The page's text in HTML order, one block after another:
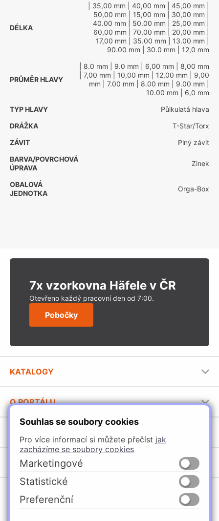
Souhlas se soubory cookies
Pro více informací si můžete přečíst jak
zacházíme se soubory cookies
Marketingové
Statistické
Preferenční
DÉLKA
| 35,00 mm | 40,00 mm | 45,00 mm
50,00 mm | 15,00 mm | 30,00 mm
40.00 mm | 50.00 mm | 25,00 mm
60,00 mm | 70,00 mm | 20,00 mm
17,00 mm | 35.00 mm | 13.00 mm
90.00 mm | 30.0 mm | 12,0 mm
PRŮMĚR HLAVY
| 8.0 mm | 9.0 mm | 6,00 mm | 8,00 mm
| 7,00 mm | 10,00 mm | 12,00 mm | 9,00
mm | 7.00 mm | 8.00 mm | 9.00 mm
10.00 mm | 6,0 mm
TYP HLAVY
Půlkulatá hlava
DRÁŽKA
T-Star/Torx
ZÁVIT
Plný závit
BARVA/POVRCHOVÁ
ÚPRAVA
Zinek
OBALOVÁ
JEDNOTKA
Orga-Box
7x vzorkovna Häfele v ČR
Otevřeno každý pracovní den od 7:00.
Pobočky
KATALOGY
Stavební katalog Häfele
Brožury Häfele
O PORTÁLU
Provozovatel portálu
Jak používat portál
Úchytky
Nábytkové kování
Vybavení kuchyní
Osvětlení a elektro
POBOČKY
Domašín
Vyškov